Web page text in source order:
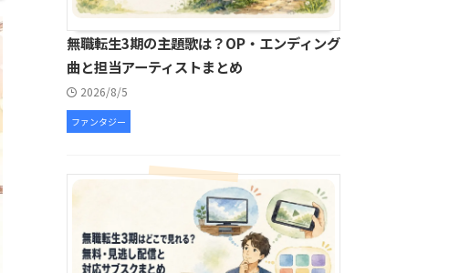
無職転生3期の主題歌は？OP・エンディング
曲と担当アーティストまとめ
2026/8/5
ファンタジー